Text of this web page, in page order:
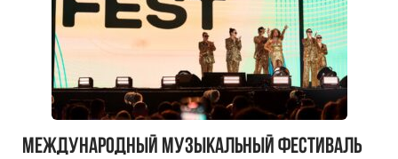
Международный музыкальный фестиваль